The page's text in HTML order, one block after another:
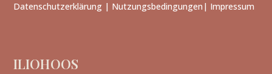
Datenschutzerklärung | Nutzungsbedingungen | Impressum
ILIOHOOS